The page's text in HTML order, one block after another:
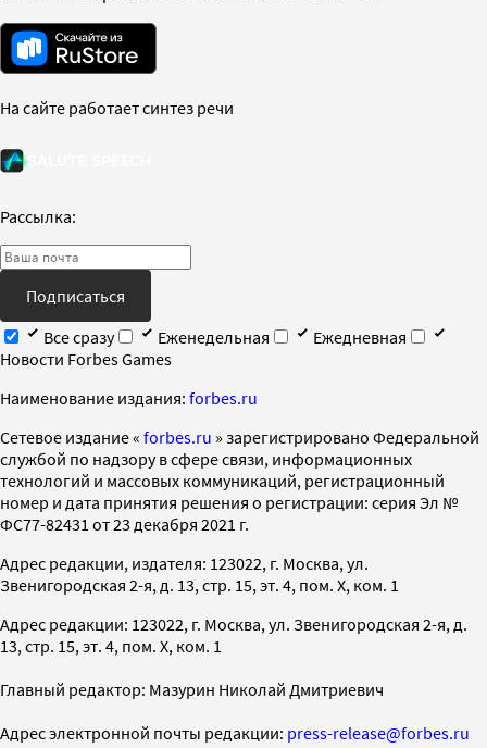
На сайте работает синтез речи
Рассылка:
Подписаться
Все сразу
Еженедельная
Ежедневная
Новости Forbes Games
Наименование издания: forbes.ru
Cетевое издание « forbes.ru » зарегистрировано Федеральной
службой по надзору в сфере связи, информационных
технологий и массовых коммуникаций, регистрационный
номер и дата принятия решения о регистрации: серия Эл №
ФС77-82431 от 23 декабря 2021 г.
Адрес редакции, издателя: 123022, г. Москва, ул.
Звенигородская 2-я, д. 13, стр. 15, эт. 4, пом. X, ком. 1
Адрес редакции: 123022, г. Москва, ул. Звенигородская 2-я, д.
13, стр. 15, эт. 4, пом. X, ком. 1
Главный редактор: Мазурин Николай Дмитриевич
Адрес электронной почты редакции: press-release@forbes.ru